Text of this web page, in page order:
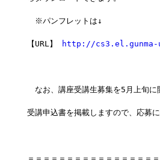
※パンフレットは↓
【URL】 http://cs3.el.gunma-
なお、講座受講生募集を5月上旬に
受講申込書を掲載しますので、応募
＝＝＝＝＝＝＝＝＝＝＝＝＝＝＝＝